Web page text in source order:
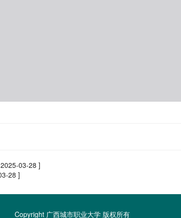
03-28 ]
28 ]
Copyright 广西城市职业大学 版权所有